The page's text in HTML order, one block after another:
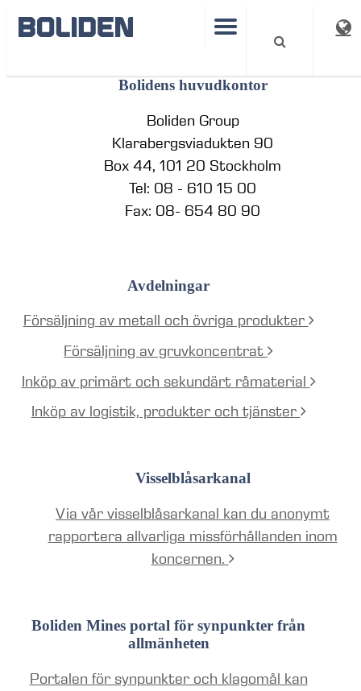
Kontakt
Bolidens huvudkontor
Boliden Group
Klarabergsviadukten 90
Box 44, 101 20 Stockholm
Tel: 08 - 610 15 00
Fax: 08- 654 80 90
Avdelningar
Försäljning av metall och övriga produkter
Försäljning av gruvkoncentrat
Inköp av primärt och sekundärt råmaterial
Inköp av logistik, produkter och tjänster
Visselblåsarkanal
Via vår visselblåsarkanal kan du anonymt
rapportera allvarliga missförhållanden inom
koncernen.
Boliden Mines portal för synpunkter från
allmänheten
Portalen för synpunkter och klagomål kan